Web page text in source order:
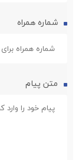
شماره همراه
متن پیام